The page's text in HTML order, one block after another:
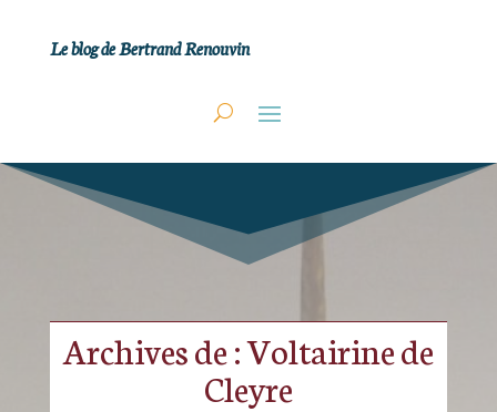
Le blog de Bertrand Renouvin
Archives de : Voltairine de
Cleyre